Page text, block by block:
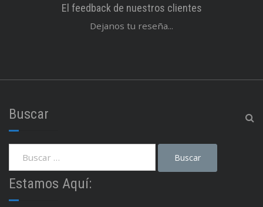
El feedback de nuestros clientes
Dejanos tu reseña...
Buscar
Estamos Aquí: